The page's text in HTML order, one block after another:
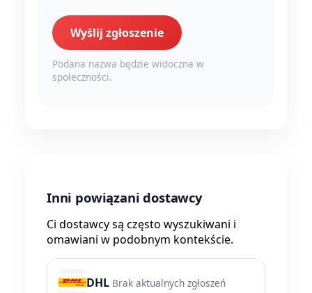
Wyślij zgłoszenie
Podana nazwa będzie widoczna w
społeczności.
Inni powiązani dostawcy
Ci dostawcy są często wyszukiwani i
omawiani w podobnym kontekście.
DHL Brak aktualnych zgłoszeń